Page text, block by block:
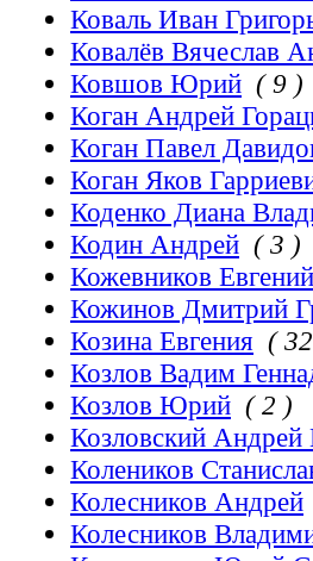
Коваль Иван
Ковалёв Вячеслав
Ковшов Юрий ( 9 )
Коган Андрей
Коган Павел
Коган Яков
Коденко Диана
Кодин Андрей ( 3 )
Кожевников Евгений
Кожинов Дмитрий
Козина Евгения (
Козлов Вадим
Козлов Юрий ( 2 )
Козловский
Колеников
Колесников Андрей
Колесников